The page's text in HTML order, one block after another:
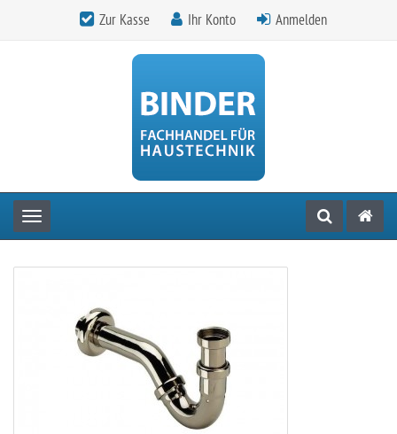
Zur Kasse Ihr Konto Anmelden
Toggle navigation